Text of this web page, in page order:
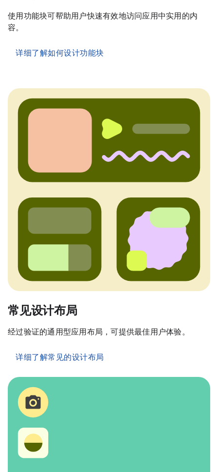
使用功能块可帮助用户快速有效地访问应用中实用的内
容。
详细了解如何设计功能块
常见设计布局
经过验证的通用型应用布局，可提供最佳用户体验。
详细了解常见的设计布局